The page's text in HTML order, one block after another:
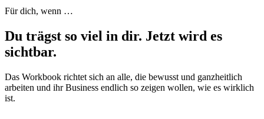
Für dich, wenn …
Du trägst so viel in dir. Jetzt wird es
sichtbar.
Das Workbook richtet sich an alle, die bewusst und ganzheitlich
arbeiten und ihr Business endlich so zeigen wollen, wie es wirklich
ist.